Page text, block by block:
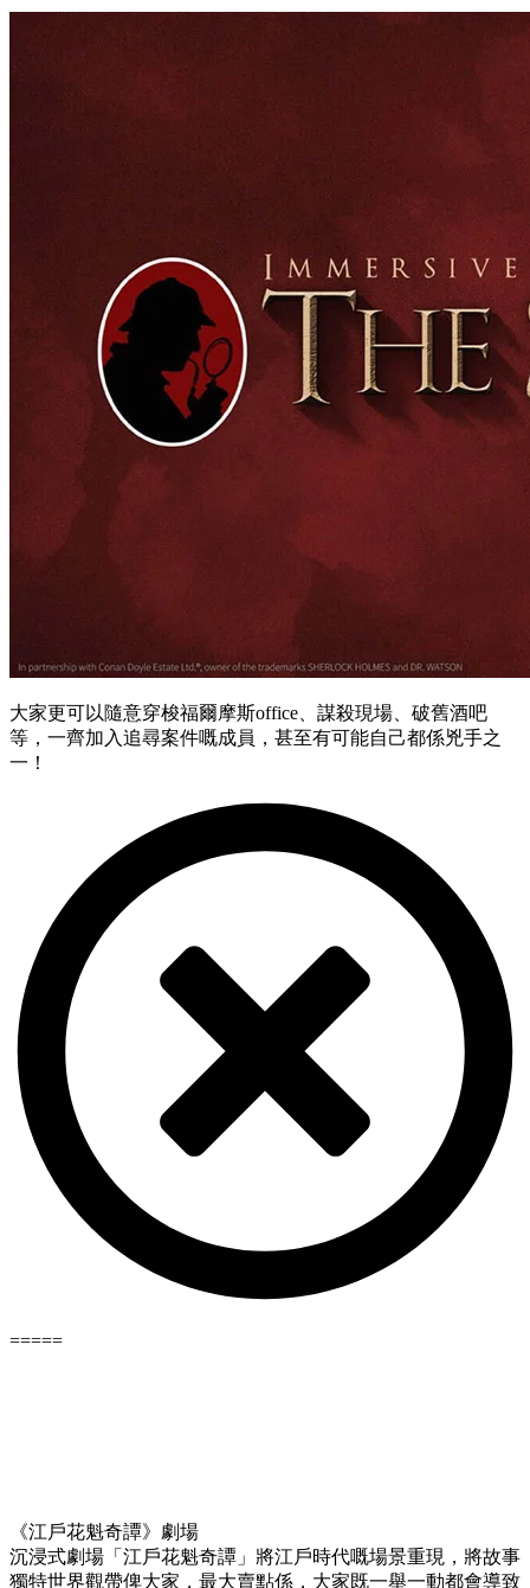
大家更可以隨意穿梭福爾摩斯office、謀殺現場、破舊酒吧
等，一齊加入追尋案件嘅成員，甚至有可能自己都係兇手之
一！
=====
《江戶花魁奇譚》劇場
沉浸式劇場「江戶花魁奇譚」將江戶時代嘅場景重現，將故事
獨特世界觀帶俾大家，最大賣點係，大家既一舉一動都會導致